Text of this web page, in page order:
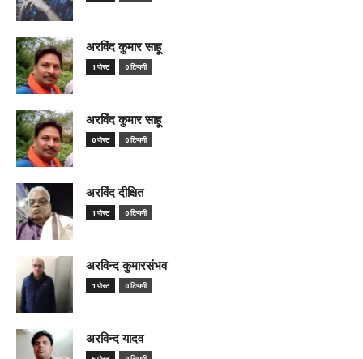
अरविंद कुमार साहू
1 पोस्ट 0 टिप्पणी
अरविंद कुमार साहू
0 पोस्ट 0 टिप्पणी
अरविंद दीक्षित
1 पोस्ट 0 टिप्पणी
अरविन्द कुमारसंभव
1 पोस्ट 0 टिप्पणी
अरविन्द यादव